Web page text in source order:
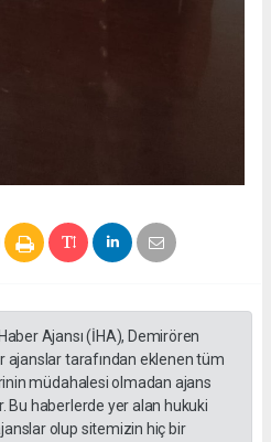
Ajansı (İHA), Demirören
ajanslar tarafından eklenen tüm
müdahalesi olmadan ajans
Bu haberlerde yer alan hukuki
olup sitemizin hiç bir